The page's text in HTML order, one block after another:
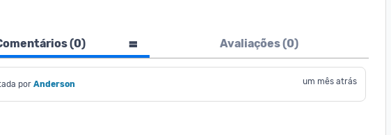
(0) Avaliações (0)
por Anderson um mês atrás